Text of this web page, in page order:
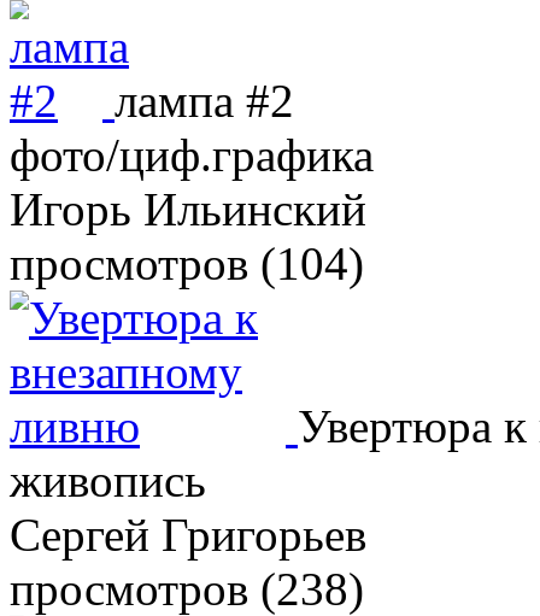
лампа #2
фото/циф.графика
Игорь Ильинский
просмотров (104)
Увертюра
живопись
Сергей Григорьев
просмотров (238)